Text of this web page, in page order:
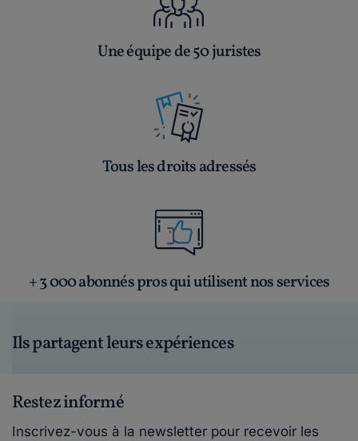
Une équipe de 50 juristes
Tous les droits adressés
+ 3 000 abonnés pros qui utilisent nos services
Ils partagent leurs expériences
Restez informé
Inscrivez-vous à la newsletter pour recevoir les